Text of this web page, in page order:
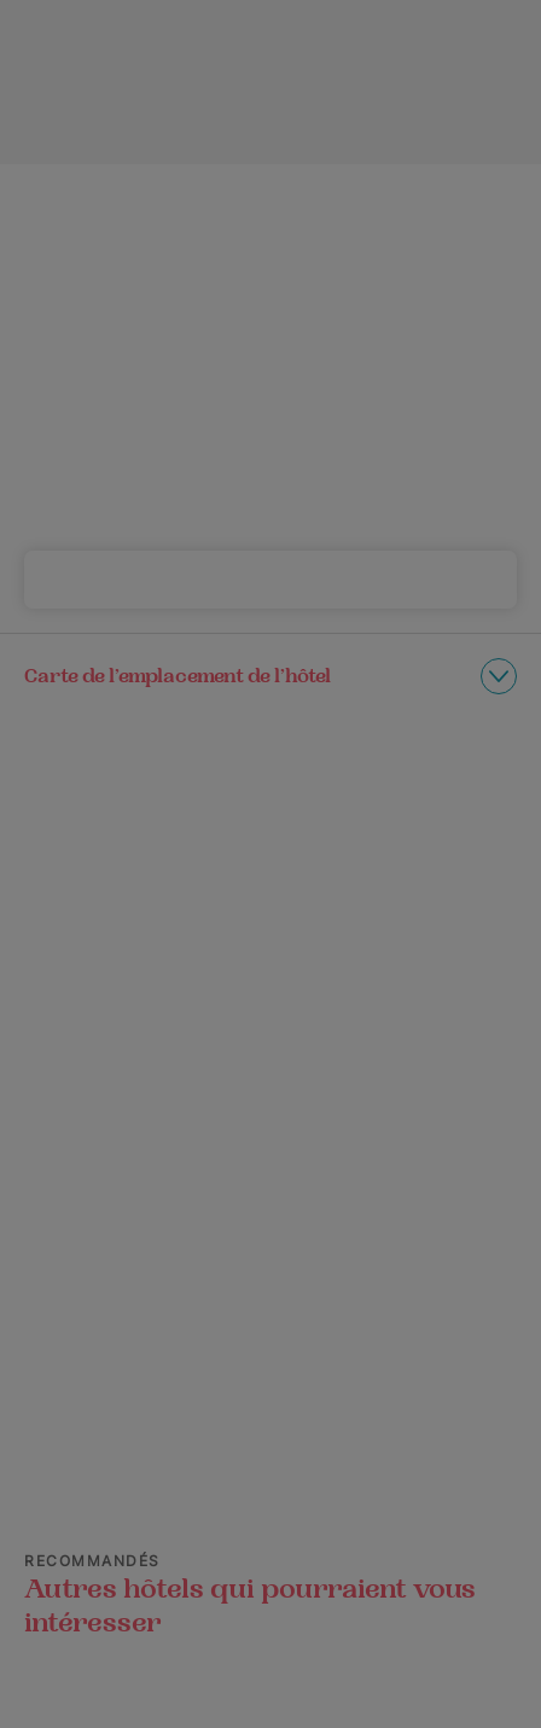
Carte de l’emplacement de l’hôtel
RECOMMANDÉS
Autres hôtels qui pourraient vous
intéresser